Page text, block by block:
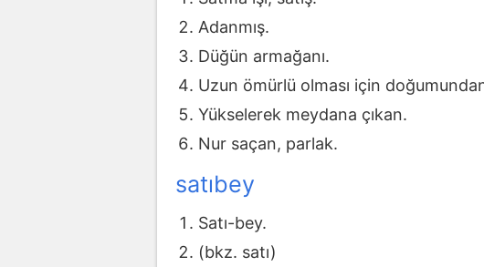
Adanmış.
Düğün armağanı.
Uzun ömürlü olması için
Yükselerek meydana çıkan.
Nur saçan, parlak.
satıbey
Satı-bey.
(bkz. satı)